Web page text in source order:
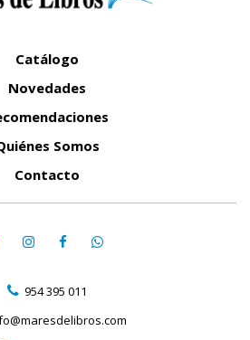
Catálogo
Novedades
Somos
Contacto
954 395 011